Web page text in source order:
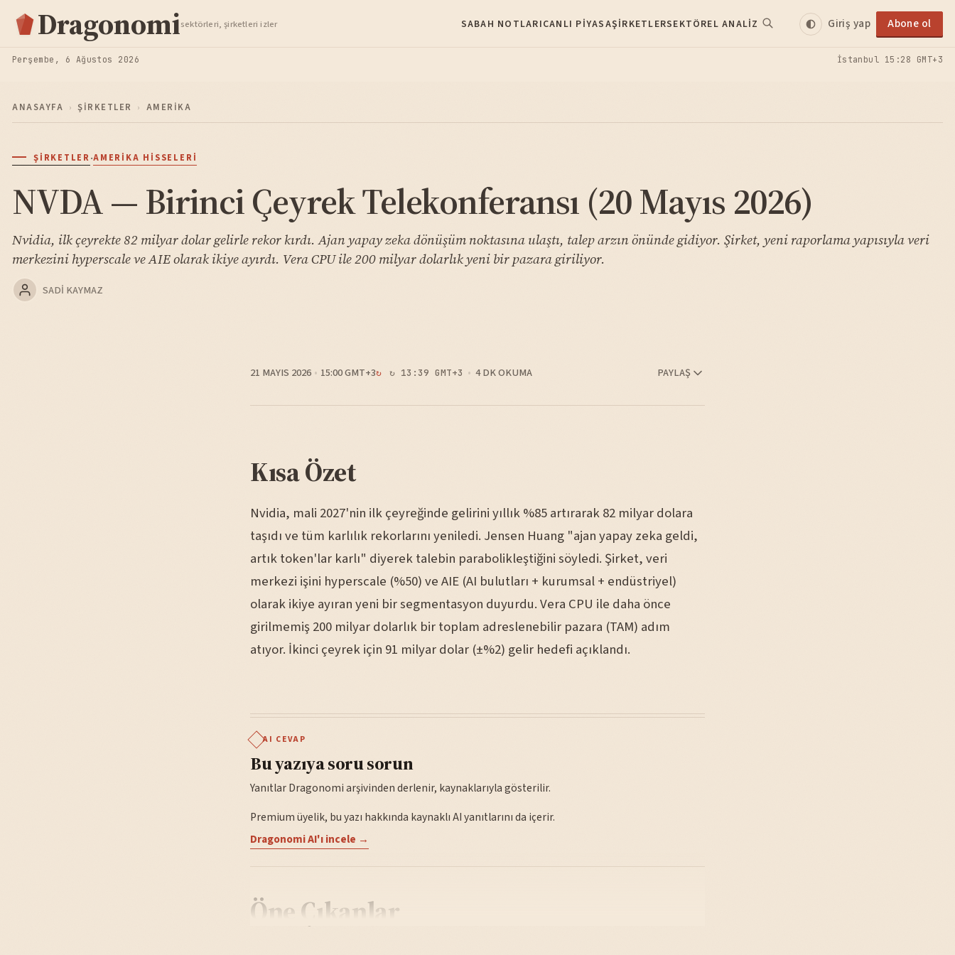
Dragonomisektörleri, şirketleri izler SABAH NOTLARICANLI PIYASAŞIRKETLERSEKTÖREL ANALIZ Giriş yap Abone ol
Perşembe, 6 Ağustos 2026 İstanbul 15:28 GMT+3
ANASAYFA › ŞIRKETLER › AMERIKA
ŞIRKETLER·AMERIKA HISSELERI
NVDA — Birinci Çeyrek Telekonferansı (20 Mayıs 2026)
Nvidia, ilk çeyrekte 82 milyar dolar gelirle rekor kırdı. Ajan yapay zeka dönüşüm noktasına ulaştı, talep arzın önünde gidiyor. Şirket, yeni raporlama yapısıyla veri
merkezini hyperscale ve AIE olarak ikiye ayırdı. Vera CPU ile 200 milyar dolarlık yeni bir pazara giriliyor.
SADI KAYMAZ
21 MAYIS 2026 15:00 GMT+3 ↻ 13:39 GMT+3 4 DK OKUMA PAYLAŞ
Kısa Özet
Nvidia, mali 2027'nin ilk çeyreğinde gelirini yıllık %85 artırarak 82 milyar dolara
taşıdı ve tüm karlılık rekorlarını yeniledi. Jensen Huang "ajan yapay zeka geldi,
artık token'lar karlı" diyerek talebin parabolikleştiğini söyledi. Şirket, veri
merkezi işini hyperscale (%50) ve AIE (AI bulutları + kurumsal + endüstriyel)
olarak ikiye ayıran yeni bir segmentasyon duyurdu. Vera CPU ile daha önce
girilmemiş 200 milyar dolarlık bir toplam adreslenebilir pazara (TAM) adım
atıyor. İkinci çeyrek için 91 milyar dolar (±%2) gelir hedefi açıklandı.
AI CEVAP
Bu yazıya soru sorun
Yanıtlar Dragonomi arşivinden derlenir, kaynaklarıyla gösterilir.
Premium üyelik, bu yazı hakkında kaynaklı AI yanıtlarını da içerir.
Dragonomi AI'ı incele →
Öne Çıkanlar